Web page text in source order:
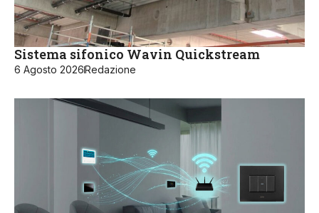
Sistema sifonico Wavin Quickstream
6 Agosto 2026Redazione